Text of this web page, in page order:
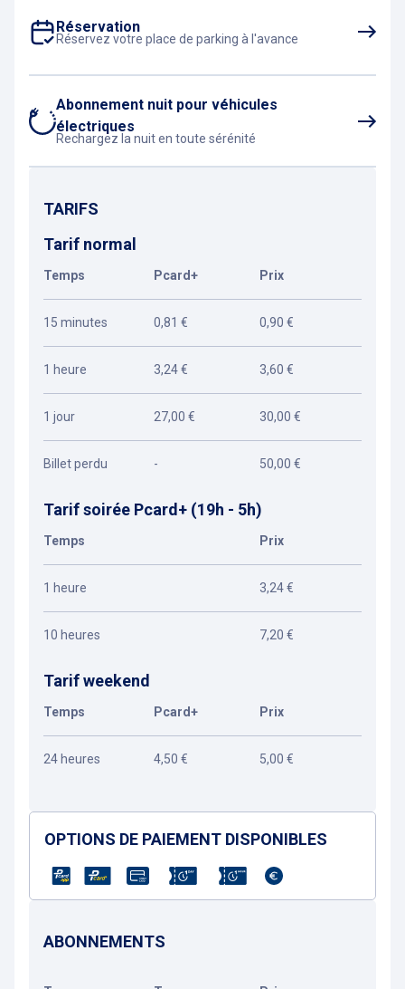
Réservation
Réservez votre place de parking à l'avance
Abonnement nuit pour véhicules
électriques
Rechargez la nuit en toute sérénité
TARIFS
Tarif normal
Temps Pcard+ Prix
15 minutes 0,81 € 0,90 €
1 heure 3,24 € 3,60 €
1 jour 27,00 € 30,00 €
Billet perdu - 50,00 €
Tarif soirée Pcard+ (19h - 5h)
Temps Prix
1 heure 3,24 €
10 heures 7,20 €
Tarif weekend
Temps Pcard+ Prix
24 heures 4,50 € 5,00 €
OPTIONS DE PAIEMENT DISPONIBLES
ABONNEMENTS